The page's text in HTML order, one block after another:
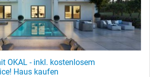
OKAL - inkl. kostenlosem
Haus kaufen